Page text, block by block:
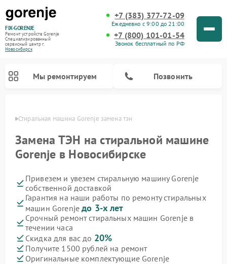
FIX-GORENJE
Ремонт устройств Gorenje
Специализированный
cервисный центр г.
Новосибирск
+7 (383) 377-72-09
Ежедневно с 9:00 до 21:00
+7 (800) 101-01-54
Звонок бесплатный по РФ
Мы ремонтируем Позвонить
Стиральная машина Gorenje замена тэн
Замена ТЭН на стиральной машине
Gorenje в Новосибирске
Привезем и увезем стиральную машину Gorenje
собственной доставкой
Гарантия на наши работы по ремонту стиральных
машин Gorenjeдо 3-х лет
Срочный ремонт стиральных машин Gorenje в
течении часа
Скидка для вас до 20%
Получите 1500 рублей на ремонт
Оригинальные комплектующие Gorenje